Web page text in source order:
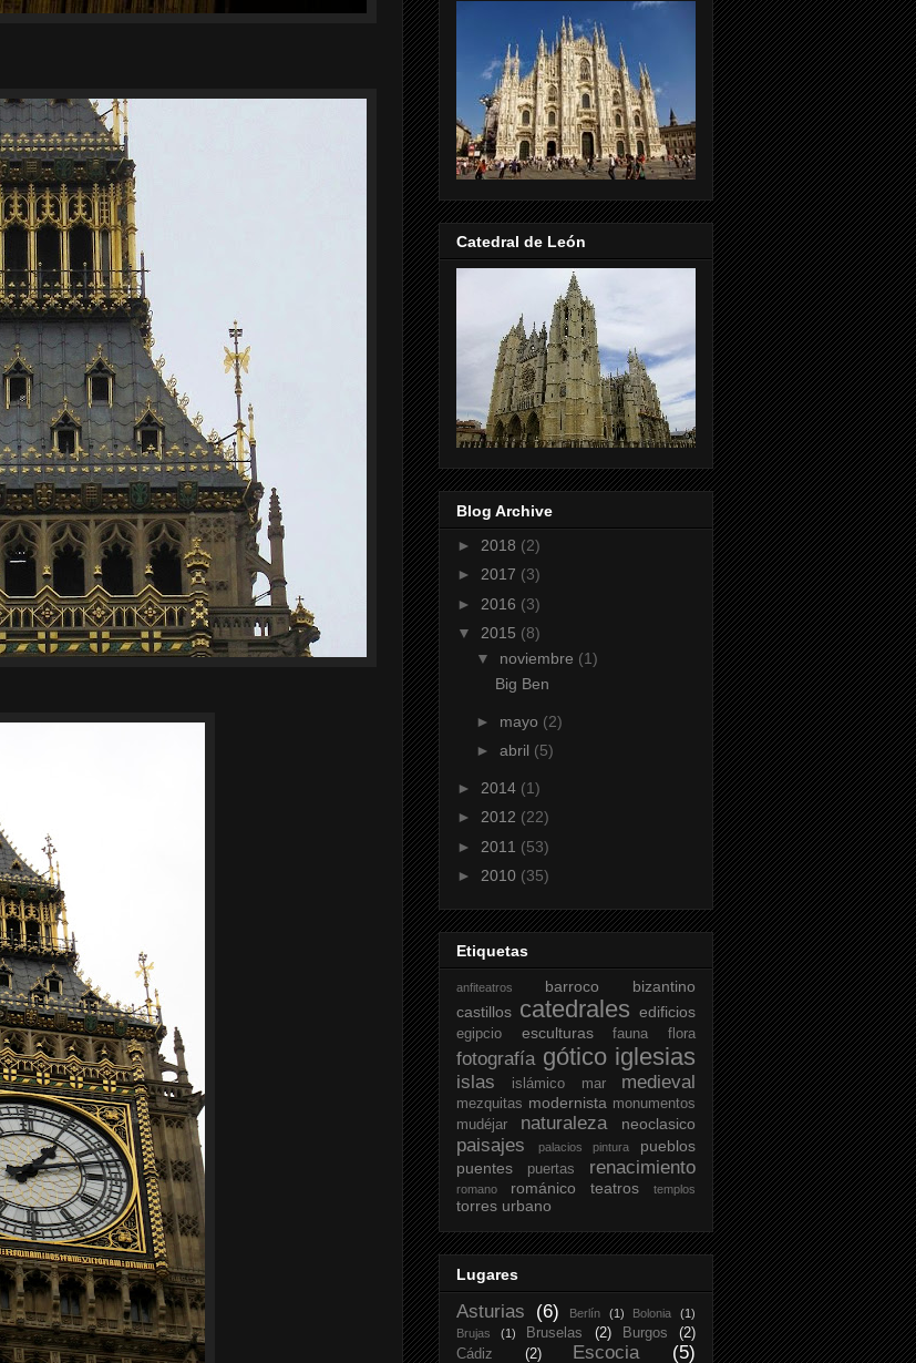
Catedral de León
Blog Archive
► 2018 (2)
► 2017 (3)
► 2016 (3)
▼ 2015 (8)
▼ noviembre (1)
Big Ben
► mayo (2)
► abril (5)
► 2014 (1)
► 2012 (22)
► 2011 (53)
► 2010 (35)
Etiquetas
anfiteatros barroco
bizantino
castillos catedrales edificios
egipcio esculturas fauna flora
fotografía gótico iglesias
islas islámico mar medieval
mezquitas modernista monumentos
mudéjar
naturaleza neoclasico
paisajes palacios pintura
pueblos
puentes
puertas renacimiento
romano románico teatros templos
torres urbano
Lugares
Asturias (6) Berlín (1) Bolonia
(1)
Brujas
(1) Bruselas (2) Burgos
(2)
Cádiz
(2) Escocia (5)